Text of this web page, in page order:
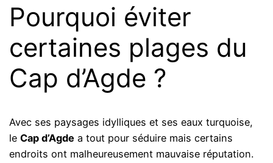
Pourquoi éviter
certaines plages du
Cap d’Agde ?
Avec ses paysages idylliques et ses eaux turquoise,
leCap d’Agde a tout pour séduire mais certains
endroits ont malheureusement mauvaise réputation.